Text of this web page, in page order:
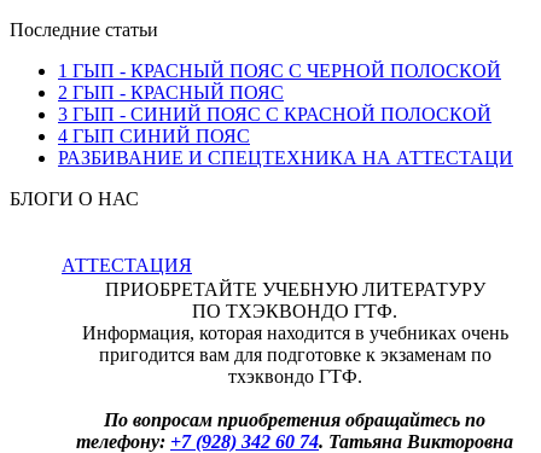
Последние статьи
1 ГЫП - КРАСНЫЙ ПОЯС С ЧЕРНОЙ ПОЛОСКОЙ
2 ГЫП - КРАСНЫЙ ПОЯС
3 ГЫП - СИНИЙ ПОЯС С КРАСНОЙ ПОЛОСКОЙ
4 ГЫП СИНИЙ ПОЯС
РАЗБИВАНИЕ И СПЕЦТЕХНИКА НА АТТЕСТАЦИ
БЛОГИ О НАС
АТТЕСТАЦИЯ
ПРИОБРЕТАЙТЕ УЧЕБНУЮ ЛИТЕРАТУРУ
ПО ТХЭКВОНДО ГТФ.
Информация, которая находится в учебниках очень
пригодится вам для подготовке к экзаменам по
тхэквондо ГТФ.
По вопросам приобретения обращайтесь по
телефону: +7 (928) 342 60 74. Татьяна Викторовна